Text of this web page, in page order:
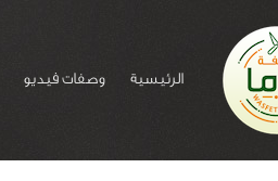
الرئيسية وصفات فيديو